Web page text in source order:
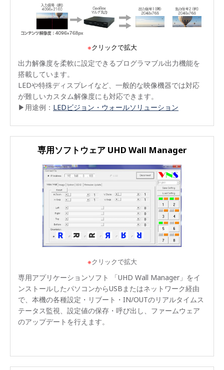
※クリックで拡大
出力解像度を柔軟に設定できるプログラマブル出力機能を
搭載しています。
LEDや特殊ディスプレイなど、一般的な映像機器では対応
が難しいカスタム解像度にも対応できます。
▶用途例： LEDビジョン・ウォールソリューション
専用ソフトウェア UHD Wall Manager
※クリックで拡大
専用アプリケーションソフト 「UHD Wall Manager」をイ
ンストールしたパソコンからUSBまたはネットワーク経由
で、本機の各種設定・リブート・IN/OUTのリアルタイムス
テータス監視、設定値の保存・呼び出し、ファームウェア
のアップデートを行えます。